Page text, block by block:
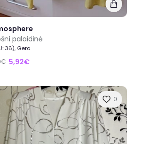
palaidinė
36), Gera
5,92€
0